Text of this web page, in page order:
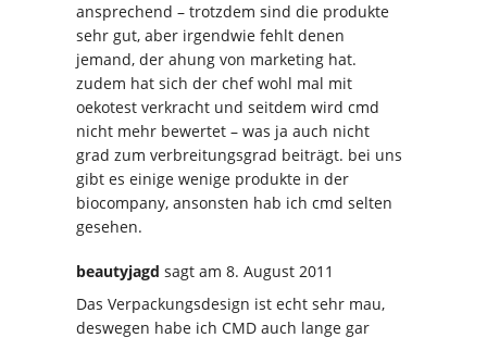
ansprechend – trotzdem sind die produkte
sehr gut, aber irgendwie fehlt denen
jemand, der ahung von marketing hat.
zudem hat sich der chef wohl mal mit
oekotest verkracht und seitdem wird cmd
nicht mehr bewertet – was ja auch nicht
grad zum verbreitungsgrad beiträgt. bei uns
gibt es einige wenige produkte in der
biocompany, ansonsten hab ich cmd selten
gesehen.
beautyjagd sagt am 8. August 2011
Das Verpackungsdesign ist echt sehr mau,
deswegen habe ich CMD auch lange gar